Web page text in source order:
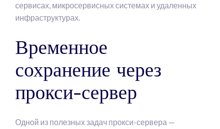
сервисах, микросервисных системах и удаленных
инфраструктурах.
Временное
сохранение через
прокси-сервер
Одной из полезных задач прокси-сервера —